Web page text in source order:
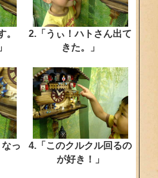
。
2.「うぃ！ハトさん出て
きた。」
っ
4.「このクルクル回るの
が好き！」